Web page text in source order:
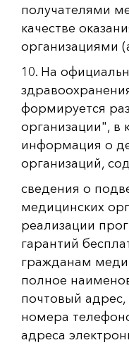
получателями
качестве
организациями
10. На
формируется
организации", в
информация о
организаций,
сведения о
медицинских
реализации
гарантий
гражданам
полное
почтовый
номера
адреса